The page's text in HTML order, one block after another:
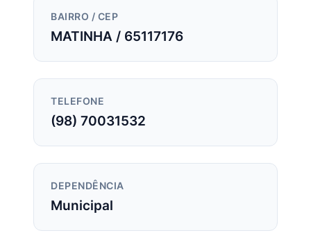
BAIRRO / CEP
MATINHA / 65117176
TELEFONE
(98) 70031532
DEPENDÊNCIA
Municipal